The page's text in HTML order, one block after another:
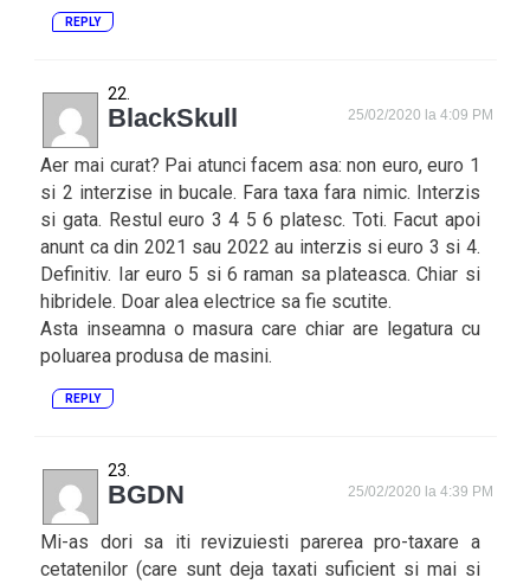
REPLY
BlackSkull 25/02/2020 la 4:09 PM
Aer mai curat? Pai atunci facem asa: non euro, euro 1
si 2 interzise in bucale. Fara taxa fara nimic. Interzis
si gata. Restul euro 3 4 5 6 platesc. Toti. Facut apoi
anunt ca din 2021 sau 2022 au interzis si euro 3 si 4.
Definitiv. Iar euro 5 si 6 raman sa plateasca. Chiar si
hibridele. Doar alea electrice sa fie scutite.
Asta inseamna o masura care chiar are legatura cu
poluarea produsa de masini.
REPLY
BGDN 25/02/2020 la 4:39 PM
Mi-as dori sa iti revizuiesti parerea pro-taxare a
cetatenilor (care sunt deja taxati suficient si mai si